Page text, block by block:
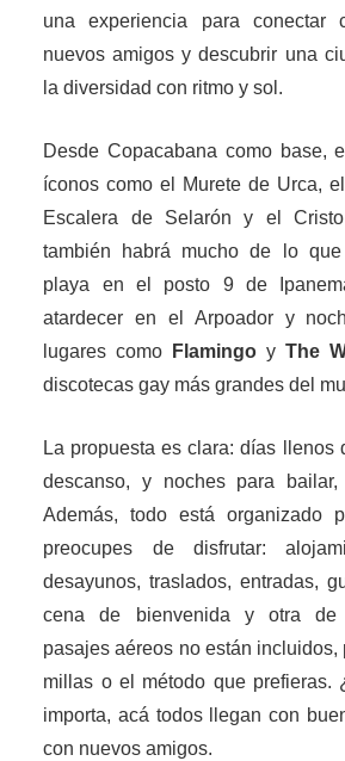
una experiencia para conectar
nuevos amigos y descubrir una
la diversidad con ritmo y sol.
Desde Copacabana como base,
íconos como el Murete de Urca,
Escalera de Selarón y el
también habrá mucho de lo
playa en el posto 9 de
atardecer en el Arpoador y
lugares como
Flamingo y The
discotecas gay más grandes del
La propuesta es clara: días llenos
descanso, y noches para
Además, todo está organizado
preocupes de disfrutar:
desayunos, traslados, entradas,
cena de bienvenida y otra de
pasajes aéreos no están incluidos,
millas o el método que prefieras.
importa, acá todos llegan con
con nuevos amigos.